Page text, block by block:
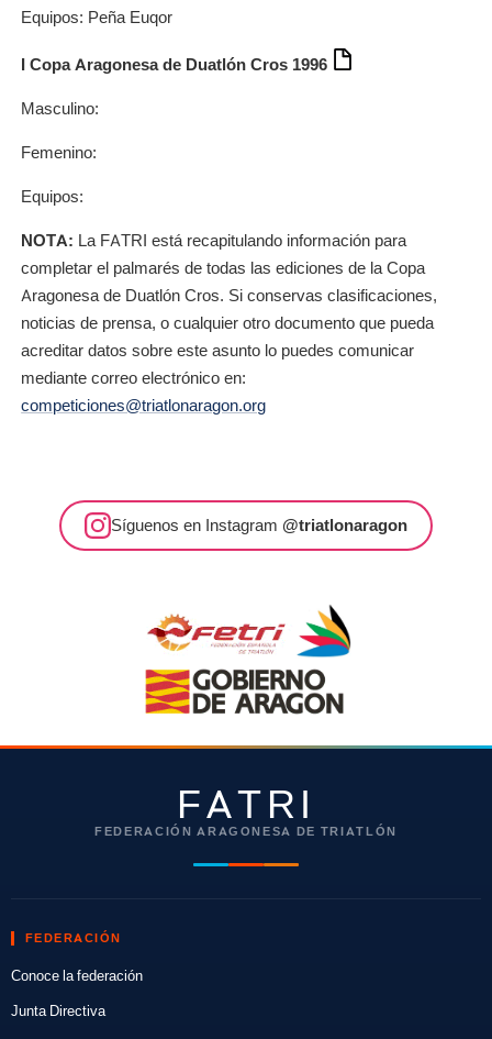
Equipos: Peña Euqor
I Copa Aragonesa de Duatlón Cros 1996
Masculino:
Femenino:
Equipos:
NOTA: La FATRI está recapitulando información para
completar el palmarés de todas las ediciones de la Copa
Aragonesa de Duatlón Cros. Si conservas clasificaciones,
noticias de prensa, o cualquier otro documento que pueda
acreditar datos sobre este asunto lo puedes comunicar
mediante correo electrónico en:
competiciones@triatlonaragon.org
Síguenos en Instagram @triatlonaragon
FATRI
FEDERACIÓN ARAGONESA DE TRIATLÓN
FEDERACIÓN
Conoce la federación
Junta Directiva